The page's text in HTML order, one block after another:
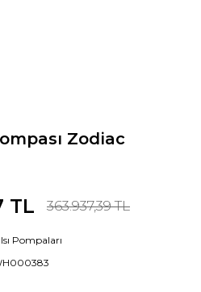
Zodiac
TL 363.937,39 TL
Pompaları